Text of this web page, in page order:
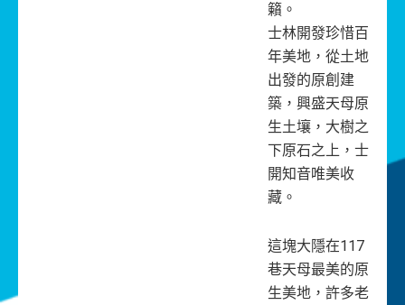
籟。
士林開發珍惜百
年美地，從土地
出發的原創建
築，興盛天母原
生土壤，大樹之
下原石之上，士
開知音唯美收
藏。
這塊大隱在117
巷天母最美的原
生美地，許多老